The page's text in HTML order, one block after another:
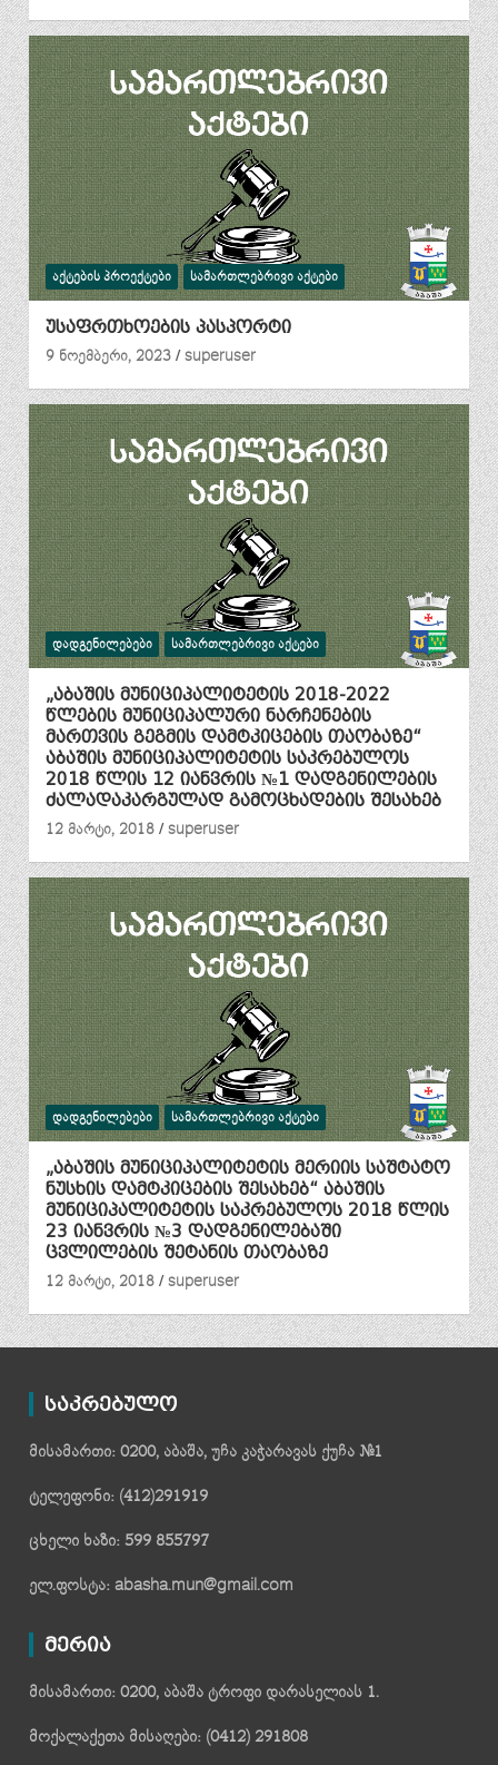
ᲐᲥᲢᲔᲑᲘᲡ ᲞᲠᲝᲔᲥᲢᲔᲑᲘ ᲡᲐᲛᲐᲠᲗᲚᲔᲑᲠᲘᲕᲘ ᲐᲥᲢᲔᲑᲘ
უსაფრთხოების პასპორტი
9 ნოემბერი, 2023
superuser
ᲓᲐᲓᲒᲔᲜᲘᲚᲔᲑᲔᲑᲘ ᲡᲐᲛᲐᲠᲗᲚᲔᲑᲠᲘᲕᲘ ᲐᲥᲢᲔᲑᲘ
„აბაშის მუნიციპალიტეტის 2018-2022
წლების მუნიციპალური ნარჩენების
მართვის გეგმის დამტკიცების თაობაზე“
აბაშის მუნიციპალიტეტის საკრებულოს
2018 წლის 12 იანვრის №1 დადგენილების
ძალადაკარგულად გამოცხადების შესახებ
12 მარტი, 2018
superuser
ᲓᲐᲓᲒᲔᲜᲘᲚᲔᲑᲔᲑᲘ ᲡᲐᲛᲐᲠᲗᲚᲔᲑᲠᲘᲕᲘ ᲐᲥᲢᲔᲑᲘ
„აბაშის მუნიციპალიტეტის მერიის საშტატო
ნუსხის დამტკიცების შესახებ“ აბაშის
მუნიციპალიტეტის საკრებულოს 2018 წლის
23 იანვრის №3 დადგენილებაში
ცვლილების შეტანის თაობაზე
12 მარტი, 2018
superuser
საკრებულო
მისამართი: 0200, აბაშა, უჩა კაჭარავას ქუჩა №1
ტელეფონი: (412)291919
ცხელი ხაზი: 599 855797
ელ.ფოსტა: abasha.mun@gmail.com
მერია
მისამართი: 0200, აბაშა ტროფი დარასელიას 1.
მოქალაქეთა მისაღები: (0412) 291808